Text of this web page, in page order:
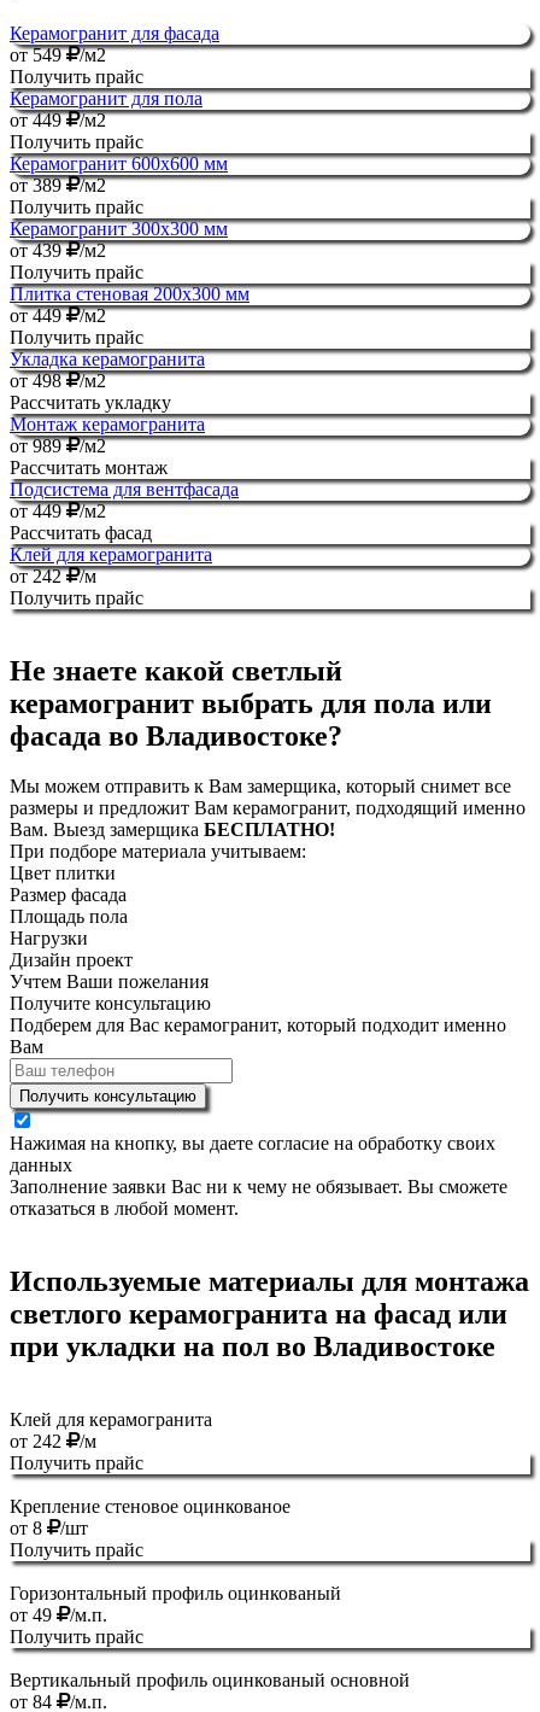
Керамогранит для фасада
от549
/м2
Получить прайс
Керамогранит для пола
от449
/м2
Получить прайс
Керамогранит 600х600 мм
от389
/м2
Получить прайс
Керамогранит 300х300 мм
от439
/м2
Получить прайс
Плитка стеновая 200х300 мм
от449
/м2
Получить прайс
Укладка керамогранита
от498
/м2
Рассчитать укладку
Монтаж керамогранита
от989
/м2
Рассчитать монтаж
Подсистема для вентфасада
от449
/м2
Рассчитать фасад
Клей для керамогранита
от242
/м
Получить прайс
Не знаете какой светлый
керамогранит выбрать для пола или
фасада во Владивостоке?
Мы можем отправить к Вам замерщика, который снимет все
размеры и предложит Вам керамогранит, подходящий именно
Вам. Выезд замерщика БЕСПЛАТНО!
При подборе материала учитываем:
Цвет плитки
Размер фасада
Площадь пола
Нагрузки
Дизайн проект
Учтем Ваши пожелания
Получите консультацию
Подберем для Вас керамогранит, который подходит именно
Вам
Получить консультацию
Нажимая на кнопку, вы даете согласие на обработку своих
данных
Заполнение заявки Вас ни к чему не обязывает. Вы сможете
отказаться в любой момент.
Используемые материалы для монтажа
светлого керамогранита на фасад или
при укладки на пол во Владивостоке
Клей для керамогранита
от 242
/м
Получить прайс
Крепление стеновое оцинкованое
от 8
/шт
Получить прайс
Горизонтальный профиль оцинкованый
от 49
/м.п.
Получить прайс
Вертикальный профиль оцинкованый основной
от 84 /м.п.